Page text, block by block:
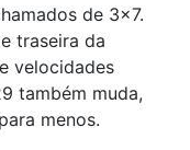
de 3x7.
traseira da
velocidades
também muda,
menos.